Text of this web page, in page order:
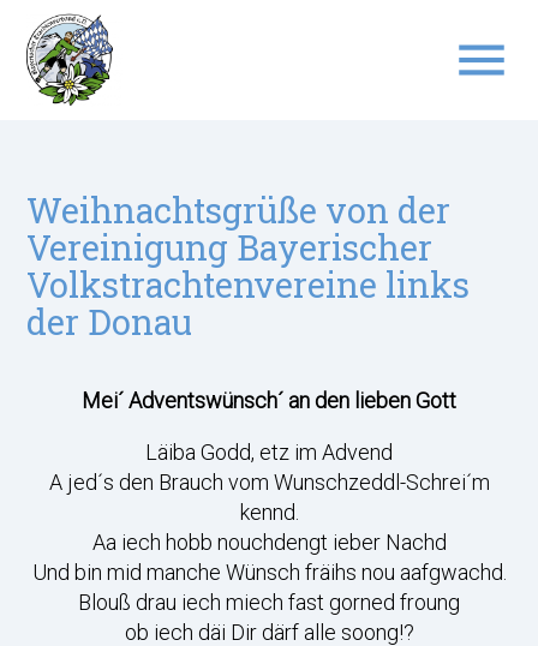
menu
Weihnachtsgrüße von der
Vereinigung Bayerischer
Volkstrachtenvereine links
der Donau
Mei´ Adventswünsch´ an den lieben Gott
Läiba Godd, etz im Advend
A jed´s den Brauch vom Wunschzeddl-Schrei´m
kennd.
Aa iech hobb nouchdengt ieber Nachd
Und bin mid manche Wünsch fräihs nou aafgwachd.
Blouß drau iech miech fast gorned froung
ob iech däi Dir därf alle soong!?